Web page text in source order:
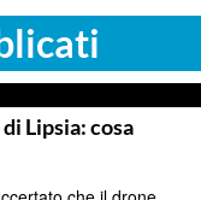
Lipsia: cosa